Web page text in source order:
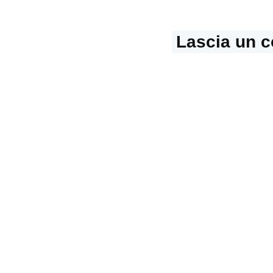
Lascia un